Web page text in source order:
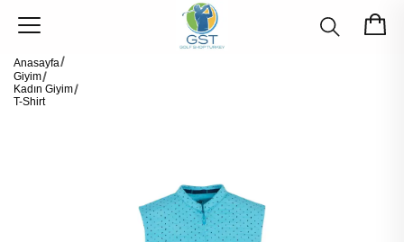
Anasayfa
Giyim
Kadın Giyim
T-Shirt